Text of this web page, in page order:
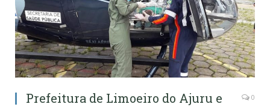
Prefeitura de Limoeiro do Ajuru e
0